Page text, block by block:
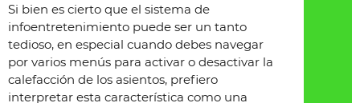
Si bien es cierto que el sistema de
infoentretenimiento puede ser un tanto
tedioso, en especial cuando debes navegar
por varios menús para activar o desactivar la
calefacción de los asientos, prefiero
interpretar esta característica como una